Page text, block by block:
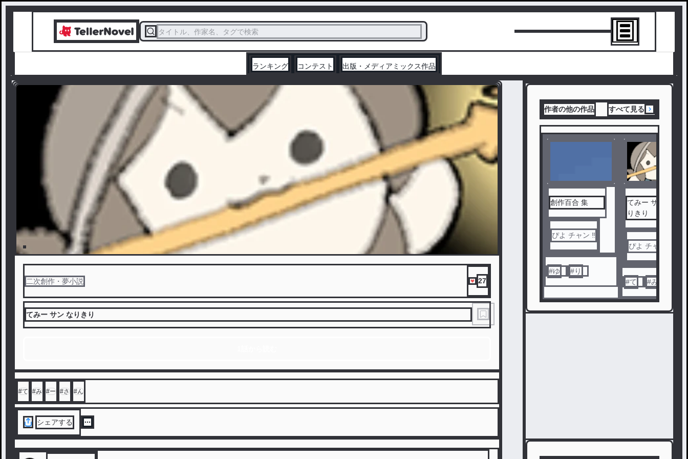
タイトル、作家名、タグで検索
ランキング コンテスト 出版・メディアミックス作品
二次創作・夢小説 27
てみー サン なりきり
#て #み #ー #さ #ん
シェアする
作者の他の作品 すべて見る
創作百合 集
ぴよ チャン ‼️
#ゆ #り
てみー サン な
りきり
#て #み